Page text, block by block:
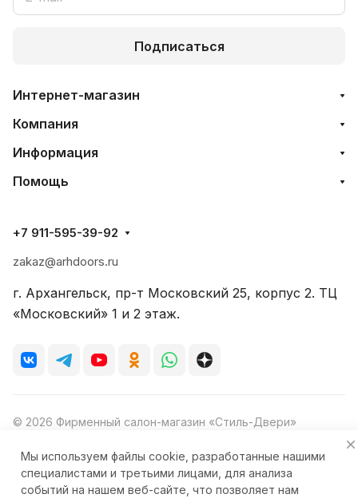
Подписаться
Интернет-магазин
Компания
Информация
Помощь
+7 911-595-39-92
zakaz@arhdoors.ru
г. Архангельск, пр-т Московский 25, корпус 2. ТЦ
«Московский» 1 и 2 этаж.
© 2026 Фирменный салон-магазин «Стиль-Двери»
Конфиденциальность Ответственность
Мы используем файлы cookie, разработанные нашими
специалистами и третьими лицами, для анализа
событий на нашем веб-сайте, что позволяет нам